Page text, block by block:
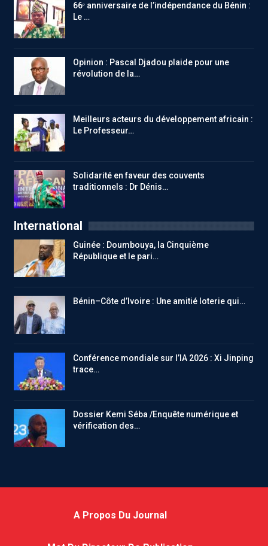
66ᵉ anniversaire de l’indépendance du Bénin :
Le …
Opinion : Pascal Djadou plaide pour une
révolution de la…
Meilleurs acteurs du développement africain :
Le Professeur…
Solidarité en faveur des couvents
traditionnels : Dr Dénis…
International
Guinée : Doumbouya, la Cinquième
République et le pari…
Bénin–Côte d’Ivoire : Une amitié loterie qui…
Conférence mondiale sur l’IA 2026 : Xi Jinping
trace…
Dossier Kemi Séba /Enquête numérique et
vérification des…
A Propos Du Journal